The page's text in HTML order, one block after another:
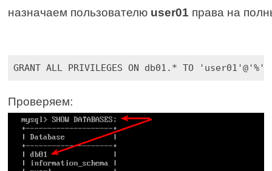
назначаем пользователю user01 права на
GRANT ALL PRIVILEGES ON db01.* TO 'user01'@'%'
Проверяем: